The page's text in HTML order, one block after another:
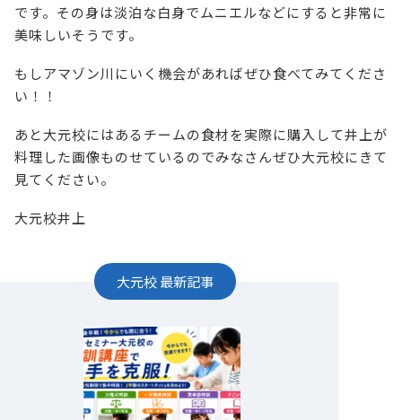
です。その身は淡泊な白身でムニエルなどにすると非常に
美味しいそうです。
もしアマゾン川にいく機会があればぜひ食べてみてくださ
い！！
あと大元校にはあるチームの食材を実際に購入して井上が
料理した画像ものせているのでみなさんぜひ大元校にきて
見てください。
大元校井上
大元校最新記事